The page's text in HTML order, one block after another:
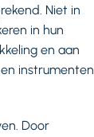
Niet in
in hun
en aan
instrumenten
Door